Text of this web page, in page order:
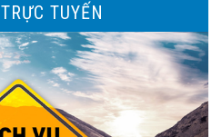
TUYẾN